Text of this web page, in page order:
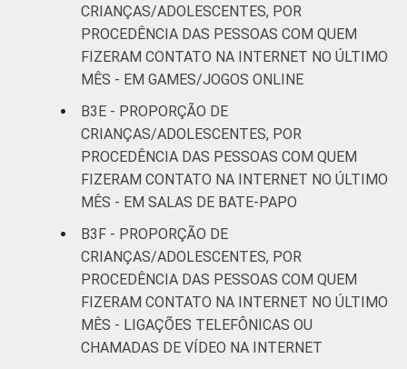
CRIANÇAS/ADOLESCENTES, POR
PROCEDÊNCIA DAS PESSOAS COM QUEM
FIZERAM CONTATO NA INTERNET NO ÚLTIMO
MÊS - EM GAMES/JOGOS ONLINE
B3E - PROPORÇÃO DE
CRIANÇAS/ADOLESCENTES, POR
PROCEDÊNCIA DAS PESSOAS COM QUEM
FIZERAM CONTATO NA INTERNET NO ÚLTIMO
MÊS - EM SALAS DE BATE-PAPO
B3F - PROPORÇÃO DE
CRIANÇAS/ADOLESCENTES, POR
PROCEDÊNCIA DAS PESSOAS COM QUEM
FIZERAM CONTATO NA INTERNET NO ÚLTIMO
MÊS - LIGAÇÕES TELEFÔNICAS OU
CHAMADAS DE VÍDEO NA INTERNET